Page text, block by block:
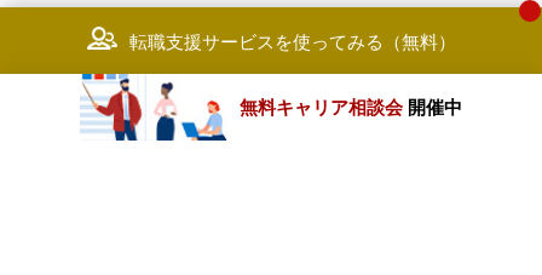
転職支援サービスを使ってみる（無料）
無料キャリア相談会 開催中